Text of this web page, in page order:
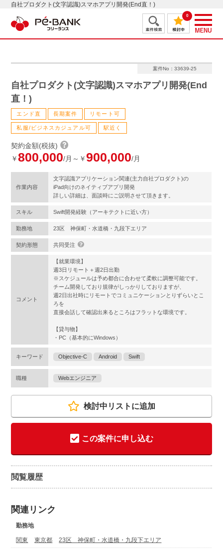
自社プロダクト(文字認識)スマホアプリ開発(End直！)
0
案件No：33639-25
自社プロダクト(文字認識)スマホアプリ開発(End
直！)
エンド直 長期案件 リモート可
私服/ビジネスカジュアル可 駅近く
契約金額(税抜)
￥800,000/月～￥900,000/月
作業内容
文字認識アプリケーション関連(主力自社プロダクト)の
iPad向けのネイティブアプリ開発
詳しい詳細は、面談時にご説明させて頂きます。
スキル Swift開発経験（アーキテクトに近い方）
勤務地 23区 神保町・水道橋・九段下エリア
契約形態 共同受注
コメント
【就業環境】
週3日リモート＋週2日出勤
※スケジュールは予め都合に合わせて柔軟に調整可能です。
チーム開発しており規律がしっかりしておりますが、
週2日出社時にリモートでコミュニケーションとりずらいとこ
ろを
直接会話して確認出来るところはフラットな環境です。
【貸与物】
・PC（基本的にWindows）
キーワード Objective-C Android Swift
職種 Webエンジニア
検討中リストに追加
この案件に申し込む
閲覧履歴
関連リンク
勤務地
関東 東京都 23区 神保町・水道橋・九段下エリア